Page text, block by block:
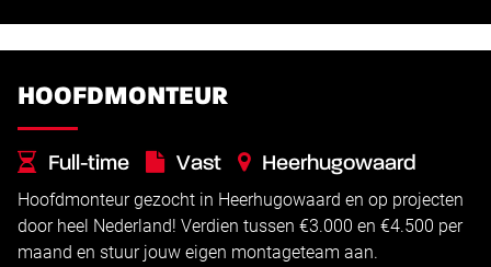
HOOFDMONTEUR
Full-time Vast
Heerhugowaard
€3.000 -€4.500
Hoofdmonteur gezocht in Heerhugowaard en op projecten
door heel Nederland! Verdien tussen €3.000 en €4.500 per
maand en stuur jouw eigen montageteam aan.